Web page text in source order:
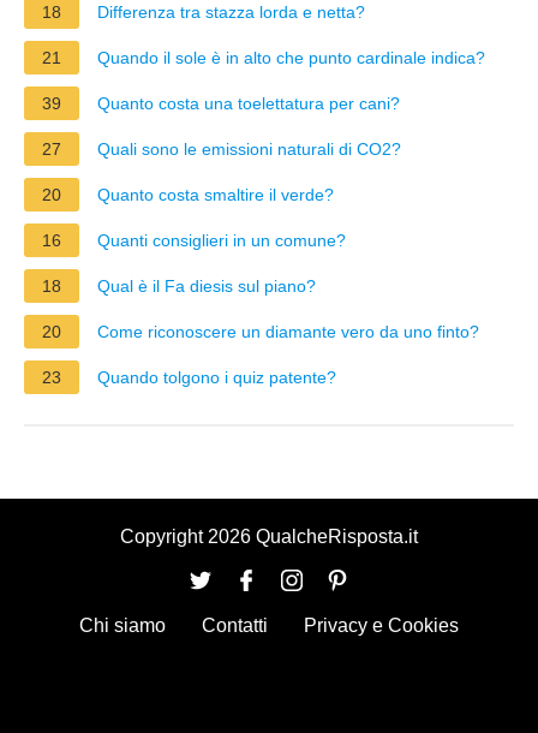
18 Differenza tra stazza lorda e netta?
21 Quando il sole è in alto che punto cardinale indica?
39 Quanto costa una toelettatura per cani?
27 Quali sono le emissioni naturali di CO2?
20 Quanto costa smaltire il verde?
16 Quanti consiglieri in un comune?
18 Qual è il Fa diesis sul piano?
20 Come riconoscere un diamante vero da uno finto?
23 Quando tolgono i quiz patente?
Copyright 2026 QualcheRisposta.it
Chi siamo Contatti Privacy e Cookies